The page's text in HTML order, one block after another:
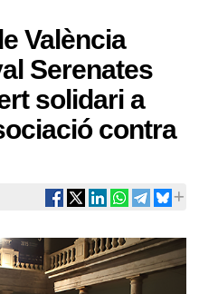
València
Serenates
solidari a
contra